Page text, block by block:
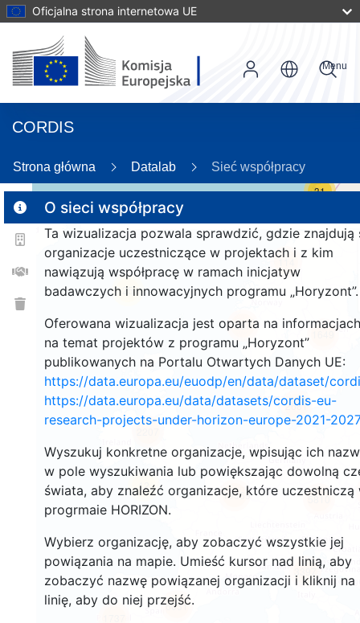
Oficjalna strona internetowa UE
CORDIS
Menu
Strona główna Datalab Sieć współpracy
O sieci współpracy
Ta wizualizacja pozwala sprawdzić, gdzie znajdują
organizacje uczestniczące w projektach i z kim
nawiązują współpracę w ramach inicjatyw
badawczych i innowacyjnych programu „Horyzont”.
Oferowana wizualizacja jest oparta na informacjach
na temat projektów z programu „Horyzont”
publikowanych na Portalu Otwartych Danych UE:
https://data.europa.eu/euodp/en/data/dataset/
https://data.europa.eu/data/datasets/cordis-eu-
research-projects-under-horizon-europe-2021-2027
Wyszukuj konkretne organizacje, wpisując ich
w pole wyszukiwania lub powiększając dowolną
świata, aby znaleźć organizacje, które uczestniczą
progrmaie HORIZON.
Wybierz organizację, aby zobaczyć wszystkie jej
powiązania na mapie. Umieść kursor nad linią, aby
zobaczyć nazwę powiązanej organizacji i kliknij na
linię, aby do niej przejść.
31
25
12
114
257
2681
5810
19369
6031